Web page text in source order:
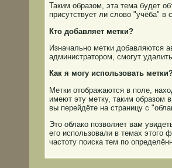
Таким образом, эта тема будет
присутствует ли слово "учёба" в
Кто добавляет метки?
Изначально метки добавляются
администратором, смогут
Как я могу использовать
Метки отображаются в поле,
имеют эту метку, таким образом
вы перейдёте на страницу с
Это облако позволяет вам
его использовали в темах этого
частоту поиска тем по